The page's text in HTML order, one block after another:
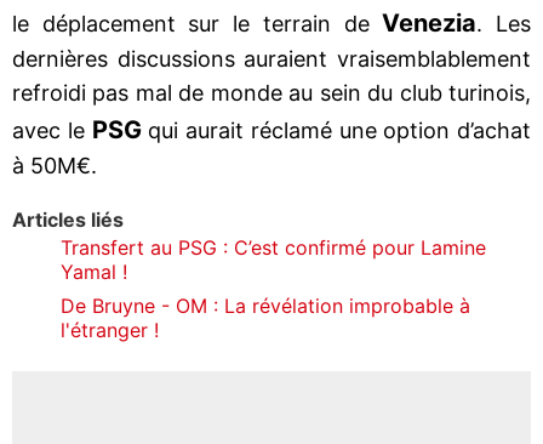
le déplacement sur le terrain deVenezia. Les
dernières discussions auraient vraisemblablement
refroidi pas mal de monde au sein du club turinois,
avec le PSGqui aurait réclamé une option d’achat
à 50M€.
Articles liés
Transfert au PSG : C’est confirmé pour Lamine
Yamal !
De Bruyne - OM : La révélation improbable à
l'étranger !